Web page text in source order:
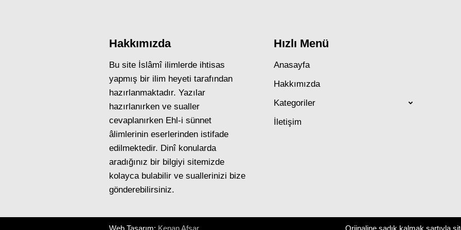
Hakkımızda
Bu site İslâmî ilimlerde ihtisas
yapmış bir ilim heyeti tarafından
hazırlanmaktadır. Yazılar
hazırlanırken ve sualler
cevaplanırken Ehl-i sünnet
âlimlerinin eserlerinden istifade
edilmektedir. Dinî konularda
aradığınız bir bilgiyi sitemizde
kolayca bulabilir ve suallerinizi bize
gönderebilirsiniz.
Hızlı Menü
Anasayfa
Hakkımızda
Kategoriler
İletişim
Web Tasarım: Kenan Afşar Orjinaline sadık kalmak şartıyla